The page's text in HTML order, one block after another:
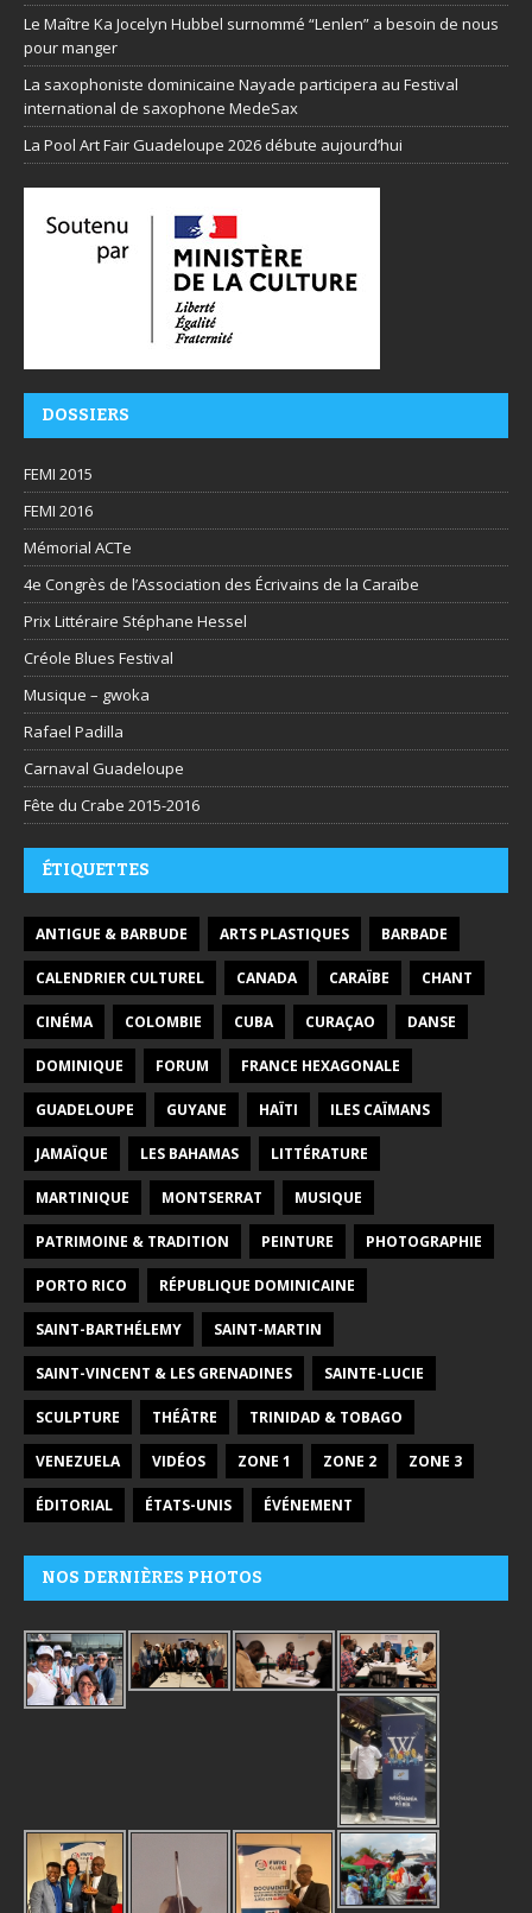
Le Maître Ka Jocelyn Hubbel surnommé “Lenlen” a besoin de nous
pour manger
La saxophoniste dominicaine Nayade participera au Festival
international de saxophone MedeSax
La Pool Art Fair Guadeloupe 2026 débute aujourd’hui
DOSSIERS
FEMI 2015
FEMI 2016
Mémorial ACTe
4e Congrès de l’Association des Écrivains de la Caraïbe
Prix Littéraire Stéphane Hessel
Créole Blues Festival
Musique – gwoka
Rafael Padilla
Carnaval Guadeloupe
Fête du Crabe 2015-2016
ÉTIQUETTES
ANTIGUE & BARBUDE ARTS PLASTIQUES BARBADE
CALENDRIER CULTUREL CANADA CARAÏBE CHANT
CINÉMA COLOMBIE CUBA CURAÇAO DANSE
DOMINIQUE FORUM FRANCE HEXAGONALE
GUADELOUPE GUYANE HAÏTI ILES CAÏMANS
JAMAÏQUE LES BAHAMAS LITTÉRATURE
MARTINIQUE MONTSERRAT MUSIQUE
PATRIMOINE & TRADITION PEINTURE PHOTOGRAPHIE
PORTO RICO RÉPUBLIQUE DOMINICAINE
SAINT-BARTHÉLEMY SAINT-MARTIN
SAINT-VINCENT & LES GRENADINES SAINTE-LUCIE
SCULPTURE THÉÂTRE TRINIDAD & TOBAGO
VENEZUELA VIDÉOS ZONE 1 ZONE 2 ZONE 3
ÉDITORIAL ÉTATS-UNIS ÉVÉNEMENT
NOS DERNIÈRES PHOTOS